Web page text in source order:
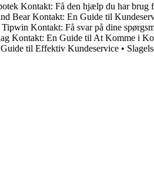
Kontakt: Få den hjælp du har brug
Bear Kontakt: En Guide til
Tipwin Kontakt: Få svar på dine
Kontakt: En Guide til At Komme i
til Effektiv Kundeservice •